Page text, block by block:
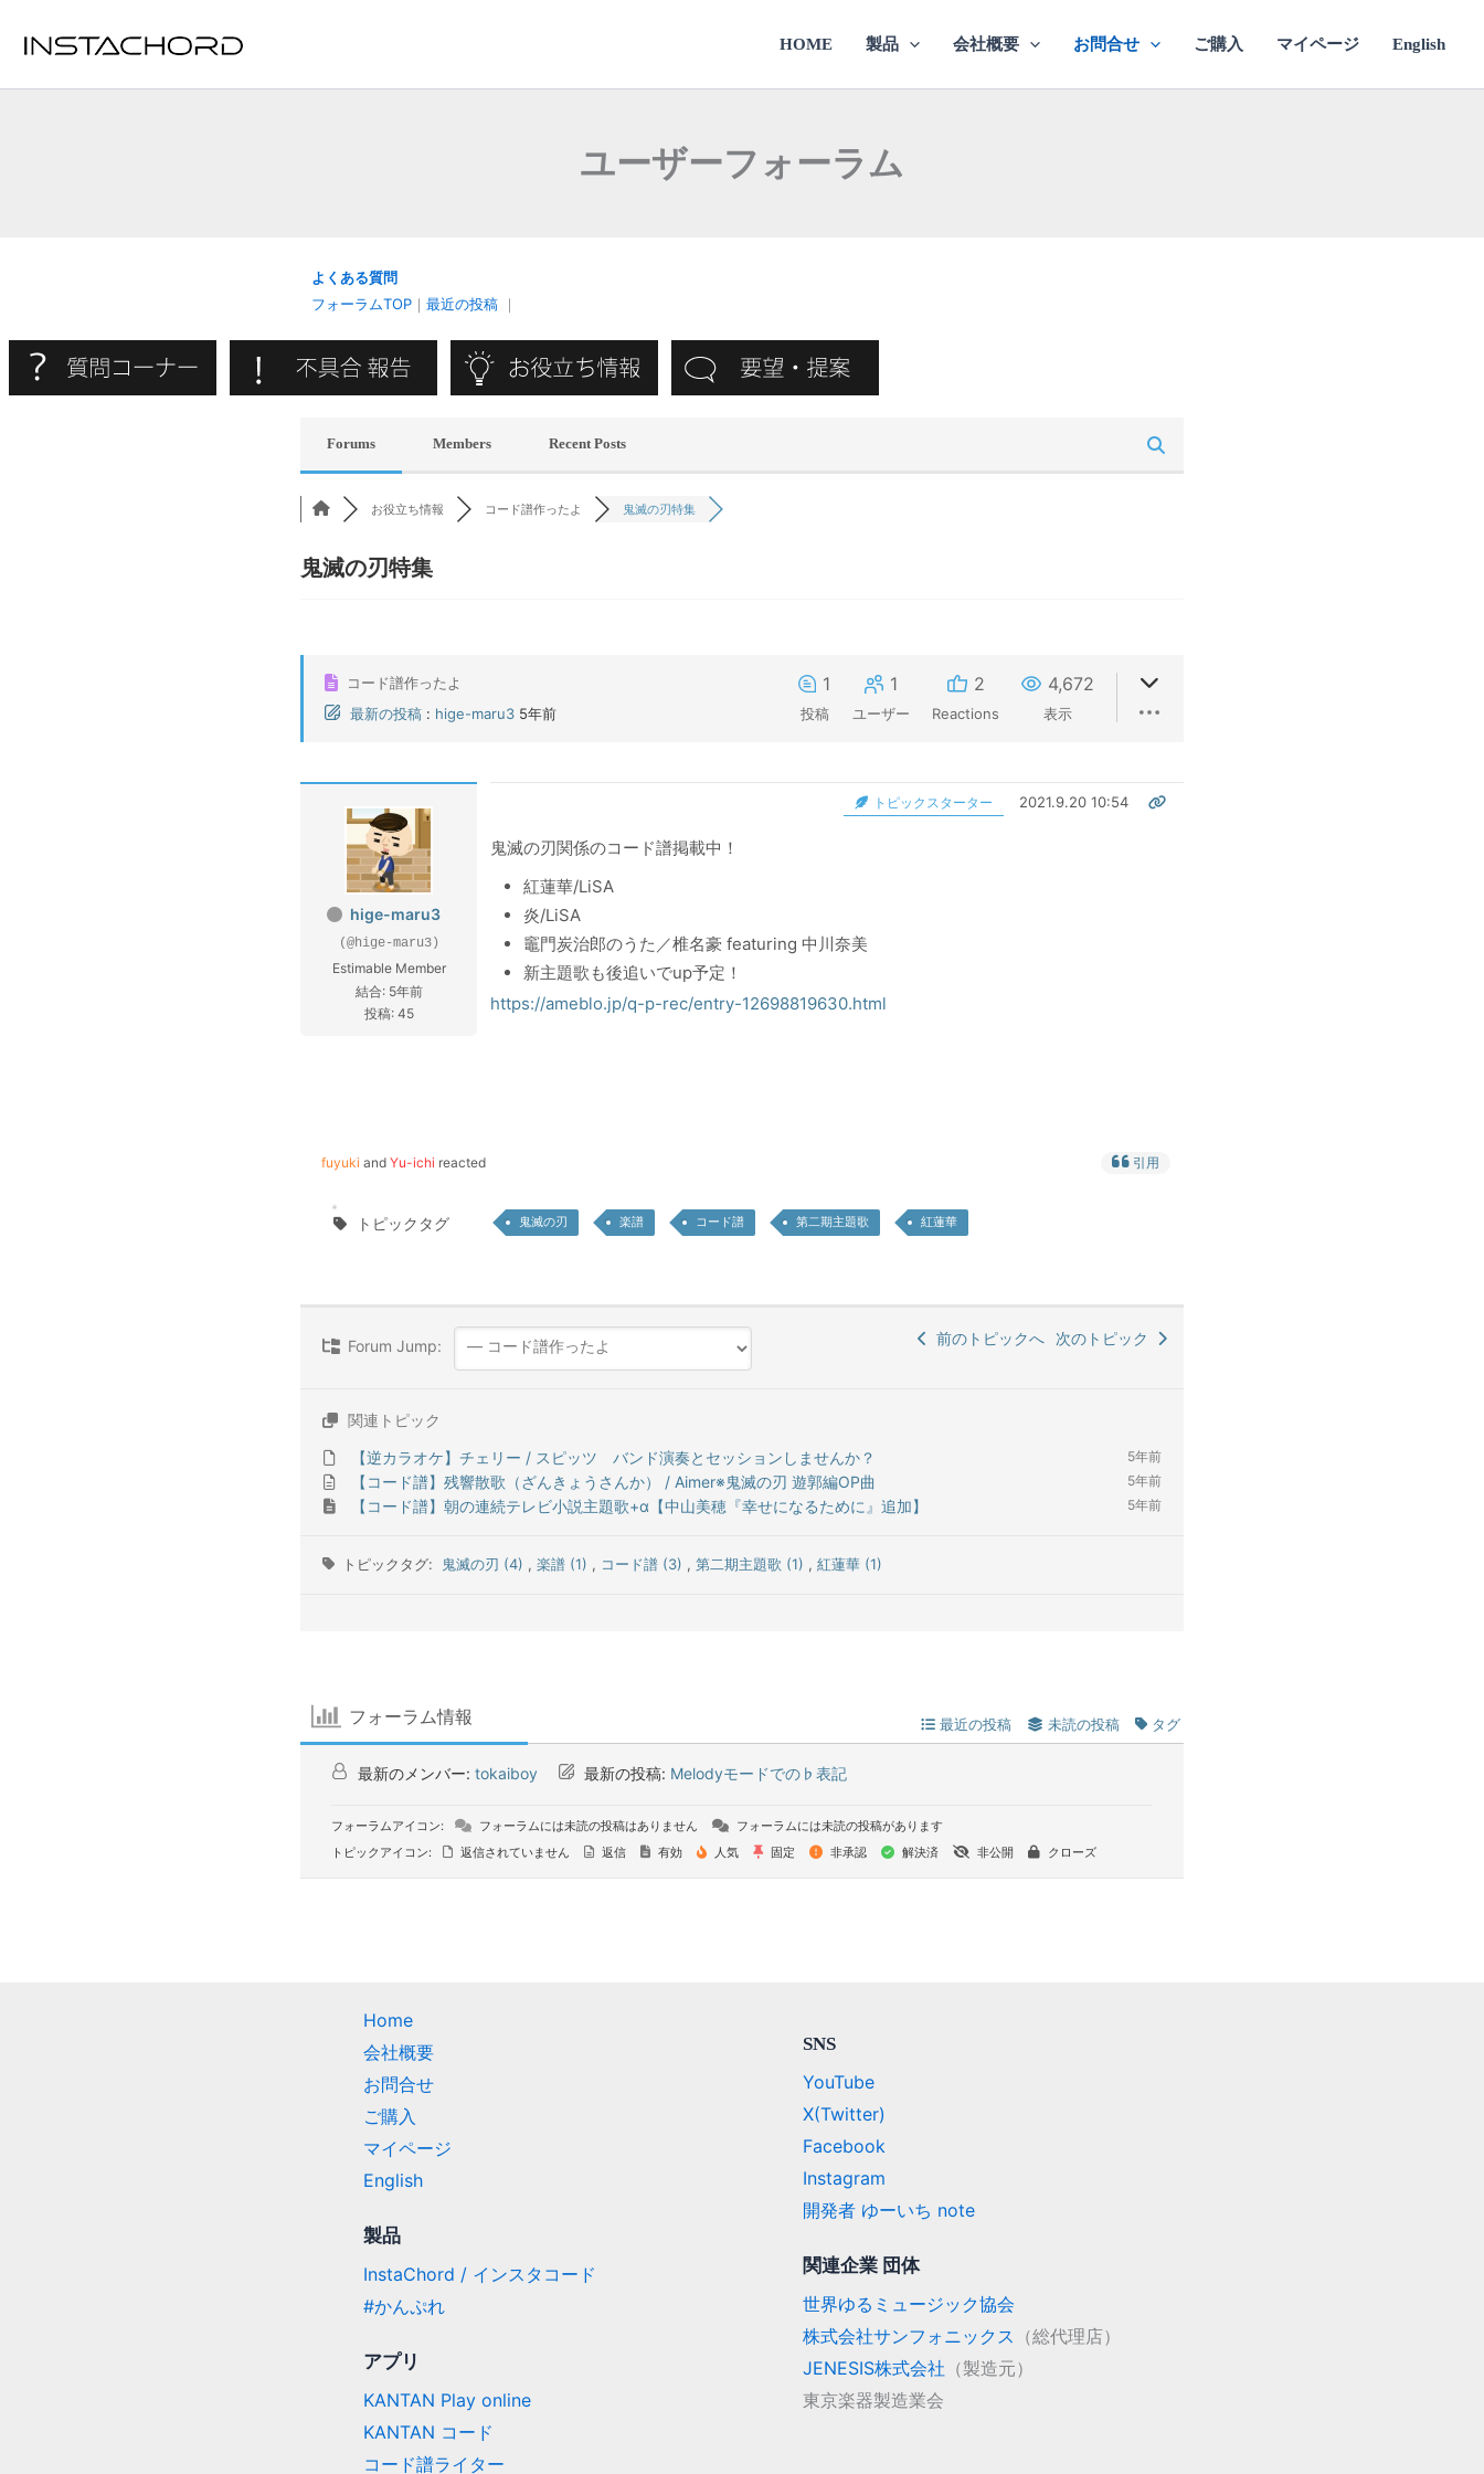
HOME 製品 会社概要 お問合せ ご購入 マイページ English
ユーザーフォーラム
よくある質問
フォーラムTOP ｜ 最近の投稿 ｜
Forums Members Recent Posts
お役立ち情報 コード譜作ったよ 鬼滅の刃特集
鬼滅の刃特集
コード譜作ったよ
最新の投稿 : hige-maru3 5年前
1
投稿
1
ユーザー
2
Reactions
4,672
表示
hige-maru3
(@hige-maru3)
Estimable Member
結合: 5年前
投稿: 45
トピックスターター 2021.9.20 10:54
鬼滅の刃関係のコード譜掲載中！
紅蓮華/LiSA
炎/LiSA
竈門炭治郎のうた／椎名豪 featuring 中川奈美
新主題歌も後追いでup予定！
https://ameblo.jp/q-p-rec/entry-12698819630.html
fuyuki and Yu-ichi reacted 引用
トピックタグ 鬼滅の刃 楽譜 コード譜 第二期主題歌 紅蓮華
Forum Jump: 前のトピックへ 次のトピック
関連トピック
【逆カラオケ】チェリー / スピッツ バンド演奏とセッションしませんか？
5年前
【コード譜】残響散歌（ざんきょうさんか） / Aimer※鬼滅の刃 遊郭編OP曲 5年前
【コード譜】朝の連続テレビ小説主題歌+α【中山美穂『幸せになるために』追加】 5年前
トピックタグ: 鬼滅の刃 (4) , 楽譜 (1) , コード譜 (3) , 第二期主題歌 (1) , 紅蓮華 (1)
フォーラム情報 最近の投稿 未読の投稿 タグ
最新のメンバー: tokaiboy 最新の投稿: Melodyモードでの♭表記
フォーラムアイコン: フォーラムには未読の投稿はありません
フォーラムには未読の投稿があります
トピックアイコン:
返信されていません 返信 有効 人気 固定 非承認 解決済 非公開 クローズ
Home
会社概要
お問合せ
ご購入
マイページ
English
製品
InstaChord / インスタコード
#かんぷれ
アプリ
KANTAN Play online
KANTAN コード
コード譜ライター
SNS
YouTube
X(Twitter)
Facebook
Instagram
開発者 ゆーいち note
関連企業 団体
世界ゆるミュージック協会
株式会社サンフォニックス （総代理店）
JENESIS株式会社 （製造元）
東京楽器製造業会